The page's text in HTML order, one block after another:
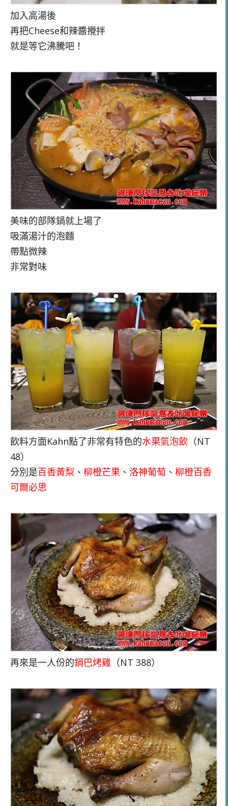
加入高湯後
再把Cheese和辣醬攪拌
就是等它沸騰吧！
美味的部隊鍋就上場了
吸滿湯汁的泡麵
帶點微辣
非常對味
飲料方面Kahn點了非常有特色的水果氣泡飲 （NT
48）
分別是百香黃梨 、 柳橙芒果 、 洛神葡萄 、 柳橙百香
可爾必思
再來是一人份的鍋巴烤雞 （NT 388）